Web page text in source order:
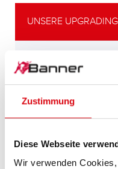
Zustimmung
Diese Webseite
Wir verwenden
Energiebedarf
UNSERE